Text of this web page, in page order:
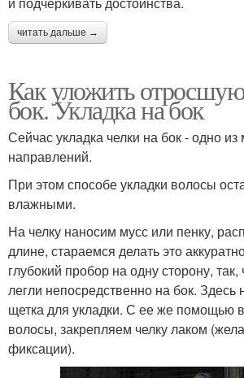
читать дальше →
Как уложить
бок. Укладка на бок
Сейчас укладка челки на бок - одно
направлений.
При этом способе укладки волосы
влажными.
На челку наносим мусс или пенку,
длине, стараемся делать это
глубокий пробор на одну сторону,
легли непосредственно на бок.
щетка для укладки. С ее же помощью
волосы, закрепляем челку лаком
фиксации).